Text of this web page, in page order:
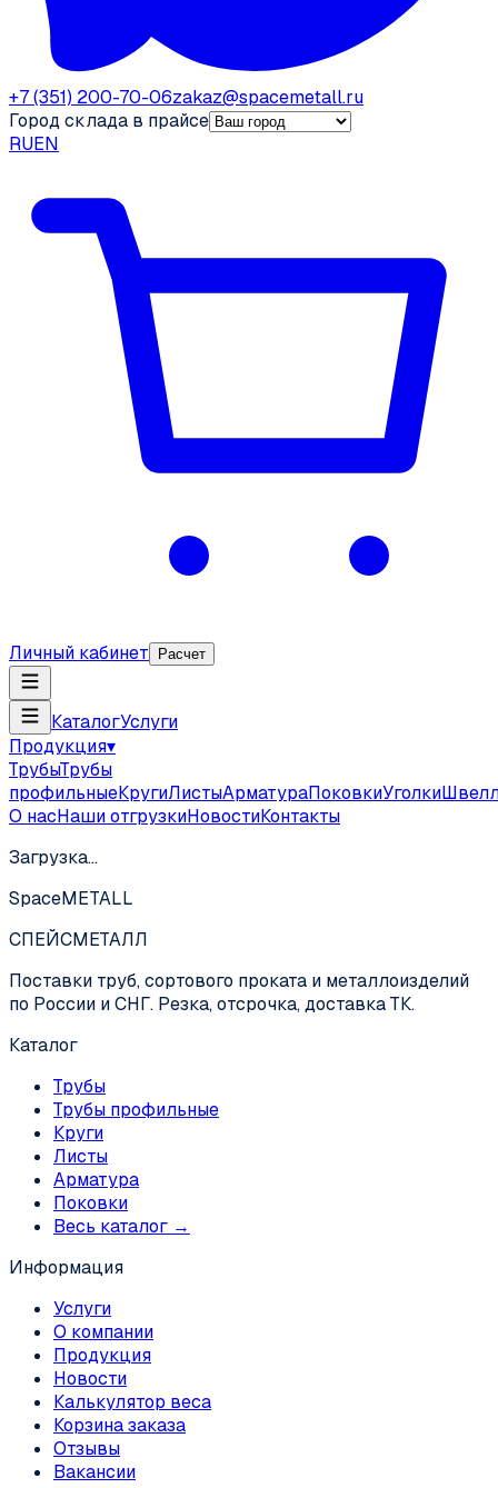
+7 (351) 200-70-06zakaz@spacemetall.ru
Город склада в прайсе
RUEN
Личный кабинет Расчет
КаталогУслуги
Продукция▾
ТрубыТрубы
профильныеКругиЛистыАрматураПоковкиУголки
О насНаши отгрузкиНовостиКонтакты
Загрузка…
SpaceMETALL
СПЕЙСМЕТАЛЛ
Поставки труб, сортового проката и металлоизделий
по России и СНГ. Резка, отсрочка, доставка ТК.
Каталог
Трубы
Трубы профильные
Круги
Листы
Арматура
Поковки
Весь каталог →
Информация
Услуги
О компании
Продукция
Новости
Калькулятор веса
Корзина заказа
Отзывы
Вакансии